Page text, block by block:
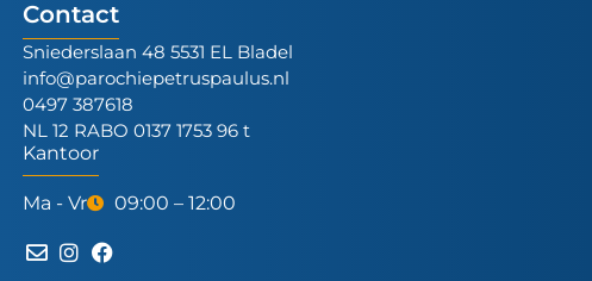
Contact
Sniederslaan 48 5531 EL Bladel
info@parochiepetruspaulus.nl
0497 387618
NL 12 RABO 0137 1753 96 t
Kantoor
Ma - Vr 09:00 – 12:00